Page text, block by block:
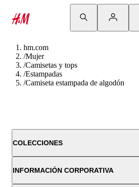
hm.com
/Mujer
/Camisetas y tops
/Estampadas
/Camiseta estampada de algodón
COLECCIONES
INFORMACIÓN CORPORATIVA